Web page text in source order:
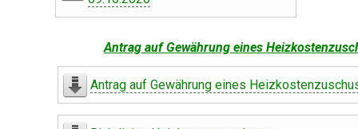
Antrag auf Gewährung eines
Antrag auf Gewährung eines